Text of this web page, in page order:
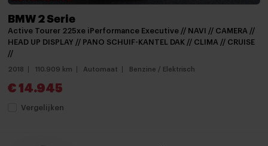
Panoramadak
Parkeer assistent
Parkeersensor achter
Parkeersensor voor
BMW 2 Serie
Active Tourer 225xe iPerformance Executive // NAVI // CAMERA //
HEAD UP DISPLAY // PANO SCHUIF-KANTEL DAK // CLIMA // CRUISE
//
2018 110.909 km Automaat Benzine / Elektrisch
€ 14.945
Vergelijken